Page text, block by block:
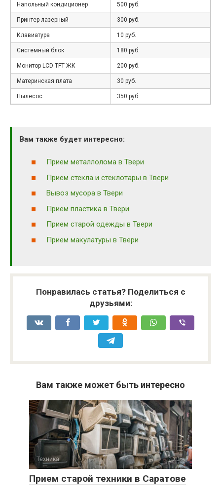
Напольный кондиционер 500 руб.
Принтер лазерный 300 руб.
Клавиатура 10 руб.
Системный блок 180 руб.
Монитор LCD TFT ЖК 200 руб.
Материнская плата 30 руб.
Пылесос 350 руб.
Вам также будет интересно:
Прием металлолома в Твери
Прием стекла и стеклотары в Твери
Вывоз мусора в Твери
Прием пластика в Твери
Прием старой одежды в Твери
Прием макулатуры в Твери
Понравилась статья? Поделиться с
друзьями:
Вам также может быть интересно
Техника 0
Прием старой техники в Саратове